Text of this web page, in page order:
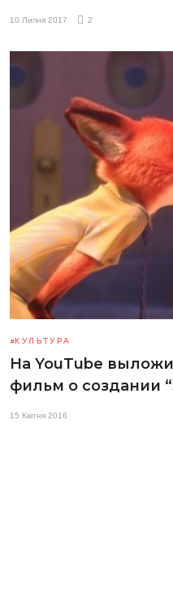
10 Липня 2017 2
КУЛЬТУРА
На YouTube
фильм о создании
15 Квітня 2016